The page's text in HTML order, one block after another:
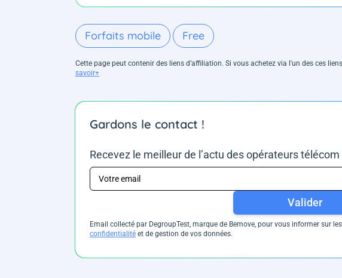
Forfaits mobile Free
Cette page peut contenir des liens d’affiliation. Si vous achetez via l'un des ces
savoir+
Gardons le contact !
Recevez le meilleur de l’actu des opérateurs
Valider
Email collecté par DegroupTest, marque de Bemove, pour vous informer sur
confidentialité et de gestion de vos données.